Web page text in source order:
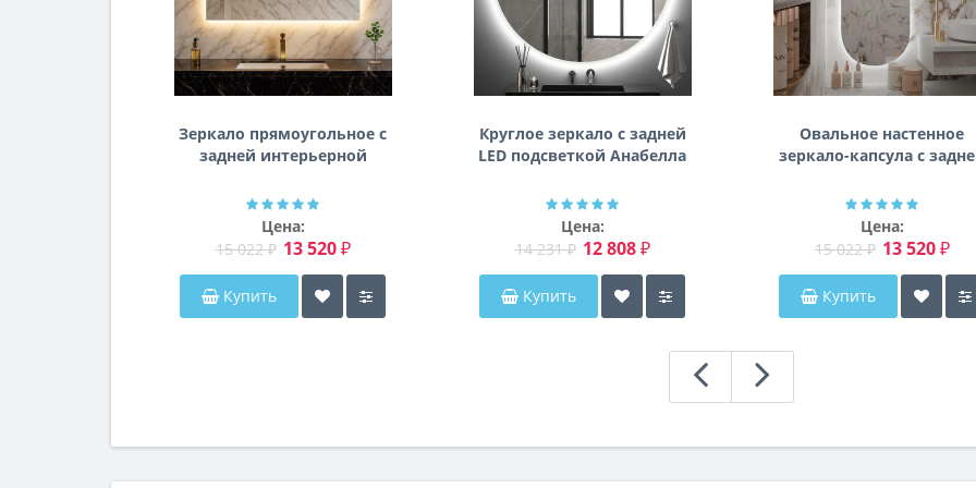
Зеркало прямоугольное с
задней интерьерной
Далтон
Цена:
15 022 ₽ 13 520 ₽
Купить
Круглое зеркало с задней
LED подсветкой Анабелла
Цена:
14 231 ₽ 12 808 ₽
Купить
Овальное настенное
зеркало-капсула с
Мэриэнн
Цена:
15 022 ₽ 13 520 ₽
Купить